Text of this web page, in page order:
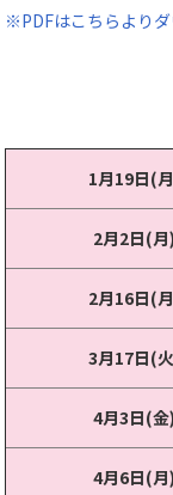
※PDFはこちらよりダ
1月19日(
2月2日(月)
2月16日(
3月17日(
4月3日(金)
4月6日(月)